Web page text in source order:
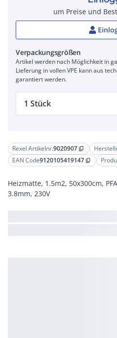
Rexel Artikelnr.9020907 content_copy
EAN Code9120105419147 content_copy
Heizmatte, 1.5m2, 50x300cm,
3.8mm, 230V
um Preise und
Verpackungsgrößen
Artikel werden nach Möglichkeit in
Lieferung in vollen VPE kann aus
garantiert werden.
1 Stück